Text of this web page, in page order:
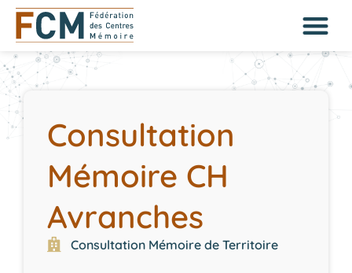
Consultation
Mémoire CH
Avranches
Consultation Mémoire de Territoire